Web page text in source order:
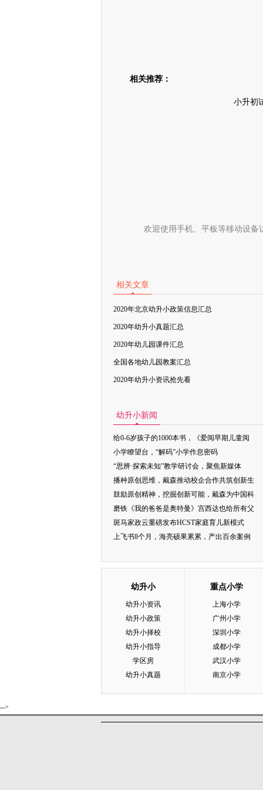
相关推荐：
小升初
欢迎使用手机、平板等移动设备
相关文章
2020年北京幼升小政策信息汇总
2020年幼升小真题汇总
2020年幼儿园课件汇总
全国各地幼儿园教案汇总
2020年幼升小资讯抢先看
幼升小新闻
给0-6岁孩子的1000本书，《爱阅早期儿童阅
小学瞭望台，“解码”小学作息密码
“思辨·探索未知”教学研讨会，聚焦新媒体
播种原创思维，戴森推动校企合作共筑创新生
鼓励原创精神，挖掘创新可能，戴森为中国科
磨铁《我的爸爸是奥特曼》宫西达也给所有父
斑马家政云重磅发布HCST家庭育儿新模式
上飞书8个月，海亮硕果累累，产出百余案例
幼升小
幼升小资讯
幼升小政策
幼升小择校
幼升小指导
学区房
幼升小真题
重点小学
上海小学
广州小学
深圳小学
成都小学
武汉小学
南京小学
-->